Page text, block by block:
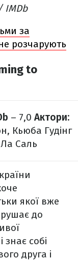
IMDb
за
розчарують
to
– 7,0 Актори:
Кьюба Гудінг
Саль
якої вже
до
собі
друга і